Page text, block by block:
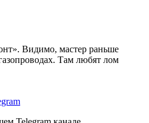
Видимо, мастер раньше
Там любят лом